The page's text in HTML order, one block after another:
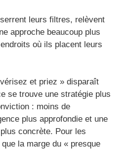
leurs filtres, relèvent
approche beaucoup plus
où ils placent leurs
et priez » disparaît
se trouve une stratégie plus
: moins de
plus approfondie et une
concrète. Pour les
la marge du « presque